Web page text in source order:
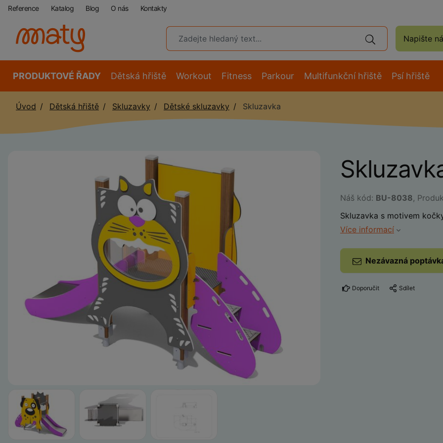
Reference Katalog Blog O nás Kontakty
Napište
PRODUKTOVÉ ŘADY Dětská hřiště Workout Fitness Parkour Multifunkční hřiště Psí hřiště
Úvod Dětská hřiště Skluzavky Dětské skluzavky Skluzavka
Náš kód: BU-8038,
Skluzavka s motivem
Více informací
Nezávazná
Doporučit Sdílet